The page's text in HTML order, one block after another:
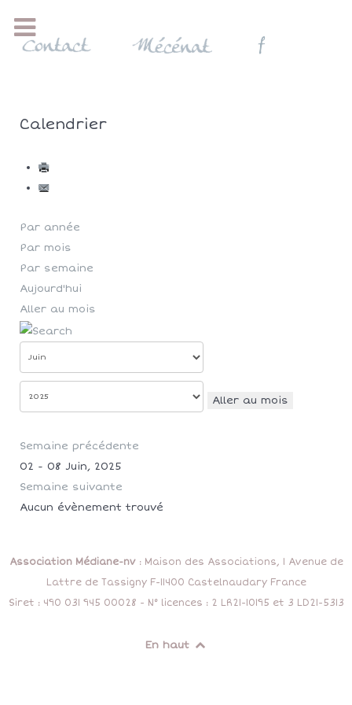
Calendrier
Par année
Par mois
Par semaine
Aujourd'hui
Aller au mois
Aller au mois
Semaine précédente
02 - 08 Juin, 2025
Semaine suivante
Aucun évènement trouvé
Association Médiane-nv: Maison des Associations, 1 Avenue de
Lattre de Tassigny F-11400 Castelnaudary France
Siret : 490 031 945 00028 - N° licences : 2 LR21-10195 et 3 LD21-5313
En haut